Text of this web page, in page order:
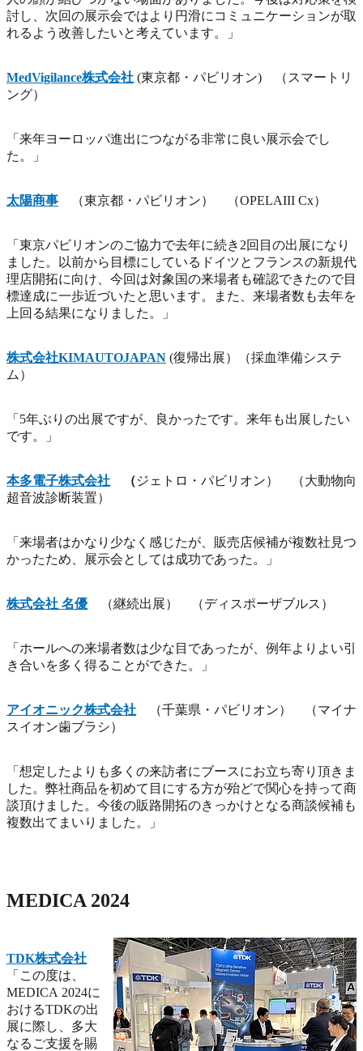
討し、次回の展示会ではより円滑にコミュニケーションが取
れるよう改善したいと考えています。」
MedVigilance株式会社 (東京都・パビリオン) （スマートリ
ング）
「来年ヨーロッパ進出につながる非常に良い展示会でし
た。」
太陽商事 （東京都・パビリオン） （OPELAIII Cx）
「東京パビリオンのご協力で去年に続き2回目の出展になり
ました。以前から目標にしているドイツとフランスの新規代
理店開拓に向け、今回は対象国の来場者も確認できたので目
標達成に一歩近づいたと思います。また、来場者数も去年を
上回る結果になりました。」
株式会社KIMAUTOJAPAN (復帰出展）（採血準備システ
ム）
「5年ぶりの出展ですが、良かったです。来年も出展したい
です。」
本多電子株式会社 （ジェトロ・パビリオン） （大動物向
超音波診断装置）
「来場者はかなり少なく感じたが、販売店候補が複数社見つ
かったため、展示会としては成功であった。」
株式会社 名優 （継続出展） （ディスポーザブルス）
「ホールへの来場者数は少な目であったが、例年よりよい引
き合いを多く得ることができた。」
アイオニック株式会社 （千葉県・パビリオン） （マイナ
スイオン歯ブラシ）
「想定したよりも多くの来訪者にブースにお立ち寄り頂きま
した。弊社商品を初めて目にする方が殆どで関心を持って商
談頂けました。今後の販路開拓のきっかけとなる商談候補も
複数出てまいりました。」
MEDICA 2024
TDK株式会社
「この度は、
MEDICA 2024に
おけるTDKの出
展に際し、多大
なるご支援を賜